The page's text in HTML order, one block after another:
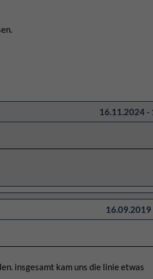
16.11.2024 -
16.09.2019
insgesamt kam uns die linie etwas